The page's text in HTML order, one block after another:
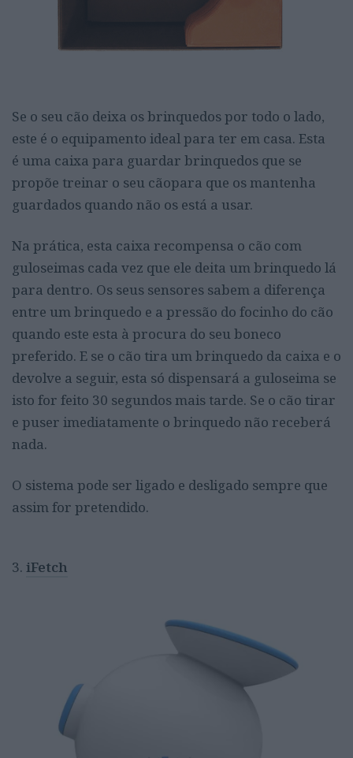
Se o seu cão deixa os brinquedos por todo o lado,
este é o equipamento ideal para ter em casa. Esta
é uma caixa para guardar brinquedos que se
propõe treinar o seu cãopara que os mantenha
guardados quando não os está a usar.
Na prática, esta caixa recompensa o cão com
guloseimas cada vez que ele deita um brinquedo lá
para dentro. Os seus sensores sabem a diferença
entre um brinquedo e a pressão do focinho do cão
quando este esta à procura do seu boneco
preferido. E se o cão tira um brinquedo da caixa e o
devolve a seguir, esta só dispensará a guloseima se
isto for feito 30 segundos mais tarde. Se o cão tirar
e puser imediatamente o brinquedo não receberá
nada.
O sistema pode ser ligado e desligado sempre que
assim for pretendido.
3. iFetch